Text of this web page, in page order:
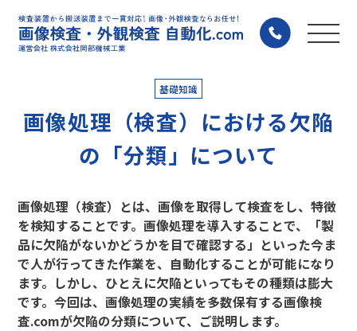
基礎知識
画像処理（検査）における欠陥
の「分類」について
画像処理（検査）とは、画像を取得して検査をし、特徴
を検知することです。画像処理を導入することで、「製
品に欠陥がないかどうかを目で確認する」といった今ま
で人が行ってきた作業を、自動化することが可能になり
ます。しかし、ひとえに欠陥といってもその種類は膨大
です。今回は、画像処理の実績を多数保有する画像検
査.comが欠陥の分類について、ご説明します。